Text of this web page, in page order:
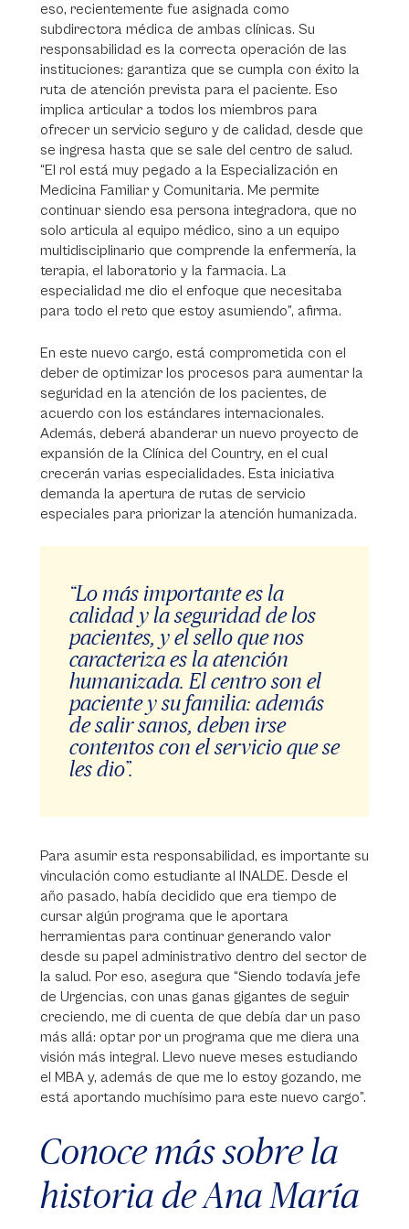
eso, recientemente fue asignada como
subdirectora médica de ambas clínicas. Su
responsabilidad es la correcta operación de las
instituciones: garantiza que se cumpla con éxito la
ruta de atención prevista para el paciente. Eso
implica articular a todos los miembros para
ofrecer un servicio seguro y de calidad, desde que
se ingresa hasta que se sale del centro de salud.
“El rol está muy pegado a la Especialización en
Medicina Familiar y Comunitaria. Me permite
continuar siendo esa persona integradora, que no
solo articula al equipo médico, sino a un equipo
multidisciplinario que comprende la enfermería, la
terapia, el laboratorio y la farmacia. La
especialidad me dio el enfoque que necesitaba
para todo el reto que estoy asumiendo”, afirma.
En este nuevo cargo, está comprometida con el
deber de optimizar los procesos para aumentar la
seguridad en la atención de los pacientes, de
acuerdo con los estándares internacionales.
Además, deberá abanderar un nuevo proyecto de
expansión de la Clínica del Country, en el cual
crecerán varias especialidades. Esta iniciativa
demanda la apertura de rutas de servicio
especiales para priorizar la atención humanizada.
“Lo más importante es la
calidad y la seguridad de los
pacientes, y el sello que nos
caracteriza es la atención
humanizada. El centro son el
paciente y su familia: además
de salir sanos, deben irse
contentos con el servicio que se
les dio”.
Para asumir esta responsabilidad, es importante su
vinculación como estudiante al INALDE. Desde el
año pasado, había decidido que era tiempo de
cursar algún programa que le aportara
herramientas para continuar generando valor
desde su papel administrativo dentro del sector de
la salud. Por eso, asegura que “Siendo todavía jefe
de Urgencias, con unas ganas gigantes de seguir
creciendo, me di cuenta de que debía dar un paso
más allá: optar por un programa que me diera una
visión más integral. Llevo nueve meses estudiando
el MBA y, además de que me lo estoy gozando, me
está aportando muchísimo para este nuevo cargo”.
Conoce más sobre la
historia de Ana María